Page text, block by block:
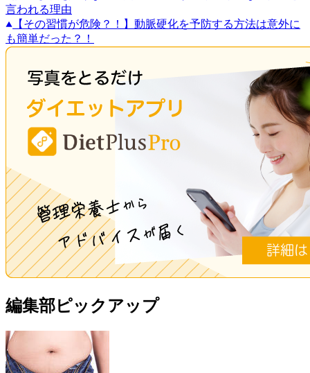
言われる理由
【その習慣が危険？！】動脈硬化を予防する方法は意外に
も簡単だった？！
編集部ピックアップ